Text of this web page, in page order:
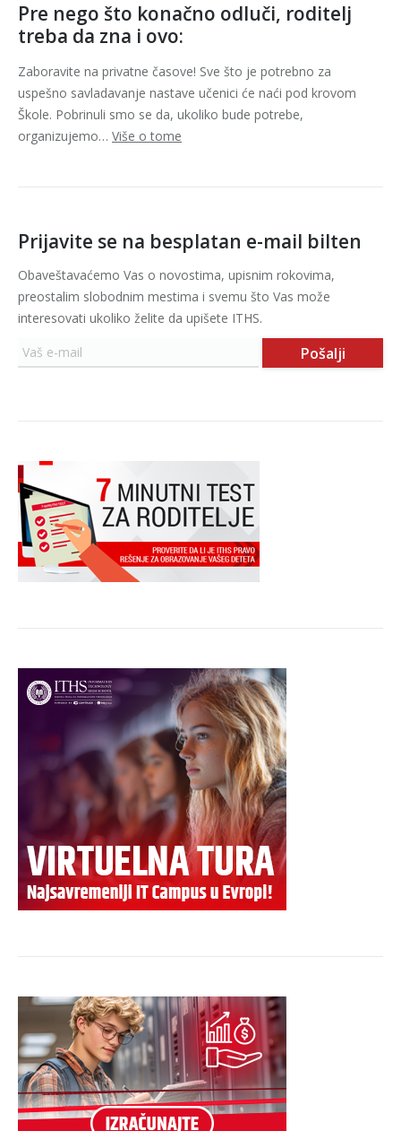
Pre nego što konačno odluči, roditelj
treba da zna i ovo:
Zaboravite na privatne časove! Sve što je potrebno za
uspešno savladavanje nastave učenici će naći pod krovom
Škole. Pobrinuli smo se da, ukoliko bude potrebe,
organizujemo… Više o tome
Prijavite se na besplatan e-mail bilten
Obaveštavaćemo Vas o novostima, upisnim rokovima,
preostalim slobodnim mestima i svemu što Vas može
interesovati ukoliko želite da upišete ITHS.